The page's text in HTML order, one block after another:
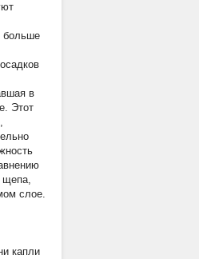
больше
в
Этот
щепа,
слое.
капли